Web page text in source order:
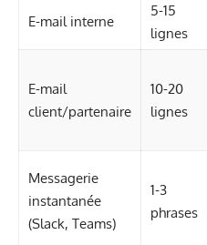
E-mail interne
5-15
lignes
E-mail
client/partenaire
10-20
lignes
Messagerie
instantanée
(Slack, Teams)
1-3
phrases